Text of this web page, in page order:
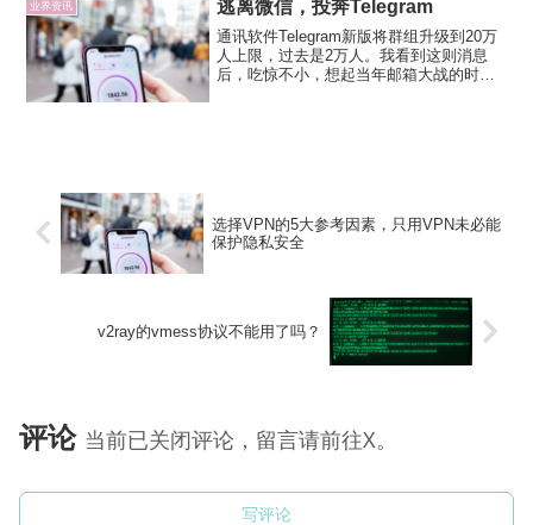
这...
业界资讯 逃离微信，投奔Telegram
通讯软件Telegram新版将群组升级到20万
人上限，过去是2万人。我看到这则消息
后，吃惊不小，想起当年邮箱大战的时
选择VPN的5大参考因素，只用VPN未必能
保护隐私安全
v2ray的vmess协议不能用了吗？
评论 当前已关闭评论，留言请前往X。
写评论